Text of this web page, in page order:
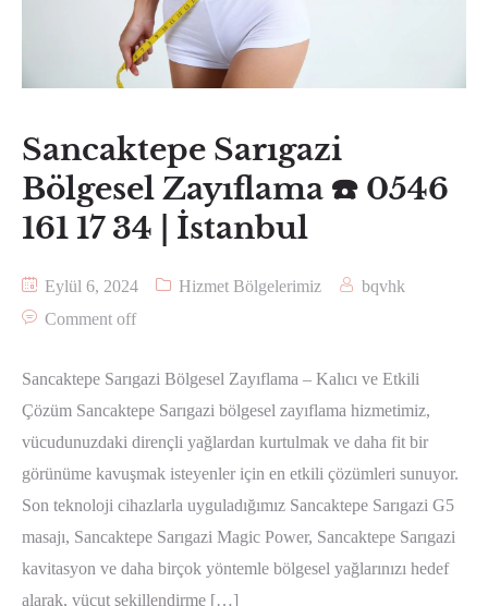
Sancaktepe Sarıgazi
Bölgesel Zayıflama ☎️ 0546
161 17 34 | İstanbul
Eylül 6, 2024 Hizmet Bölgelerimiz
bqvhk
Comment off
Sancaktepe Sarıgazi Bölgesel Zayıflama – Kalıcı ve Etkili
Çözüm Sancaktepe Sarıgazi bölgesel zayıflama hizmetimiz,
vücudunuzdaki dirençli yağlardan kurtulmak ve daha fit bir
görünüme kavuşmak isteyenler için en etkili çözümleri sunuyor.
Son teknoloji cihazlarla uyguladığımız Sancaktepe Sarıgazi G5
masajı, Sancaktepe Sarıgazi Magic Power, Sancaktepe Sarıgazi
kavitasyon ve daha birçok yöntemle bölgesel yağlarınızı hedef
alarak, vücut şekillendirme […]